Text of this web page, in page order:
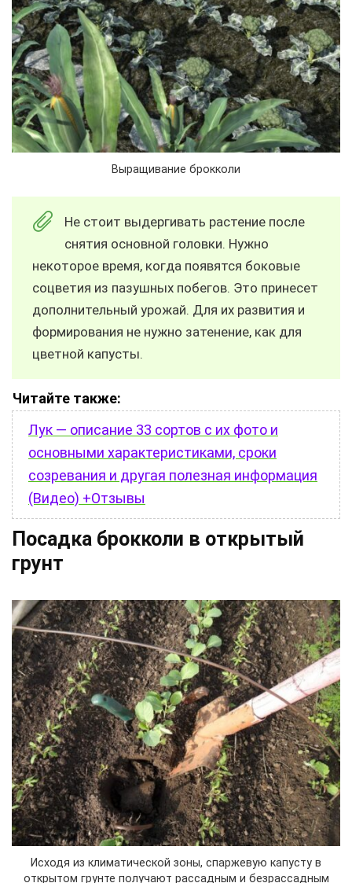
Выращивание брокколи
Не стоит выдергивать растение после
снятия основной головки. Нужно
некоторое время, когда появятся боковые
соцветия из пазушных побегов. Это принесет
дополнительный урожай. Для их развития и
формирования не нужно затенение, как для
цветной капусты.
Читайте также:
Лук — описание 33 сортов с их фото и
основными характеристиками, сроки
созревания и другая полезная информация
(Видео) +Отзывы
Посадка брокколи в открытый
грунт
Исходя из климатической зоны, спаржевую капусту в
открытом грунте получают рассадным и безрассадным